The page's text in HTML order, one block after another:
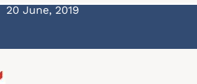
20 June, 2019